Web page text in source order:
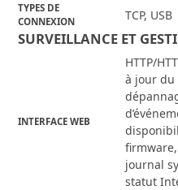
TYPES DE
CONNEXION
TCP, USB
SURVEILLANCE ET
INTERFACE WEB
HTTP/
à jour du
journal
statut